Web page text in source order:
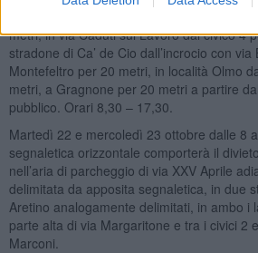
metri, in via Caduti sul Lavoro dal civico 4
stradone di Ca’ de Cio dall’incrocio con
Montefeltro per 20 metri, in località Olmo
metri, a Gragnone per 20 metri a partire
pubblico. Orari 8,30 – 17,30.
Martedì 22 e mercoledì 23 ottobre dalle 8
segnaletica orizzontale comporterà il
nell’aria di parcheggio di via XXV Aprile
delimitata da apposita segnaletica, in due
Aretino analogamente delimitati, in ambo i
parte alta di via Margaritone e tra i civici 2
Marconi.